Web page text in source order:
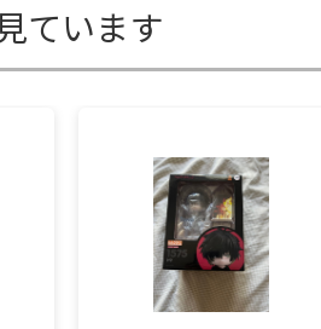
ています